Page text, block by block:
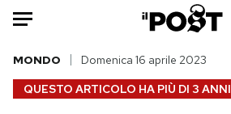
Auto
HOME
QUESTO ARTICOLO HA PIÙ DI 3 ANNI
MONDO Domenica 16 aprile 2023